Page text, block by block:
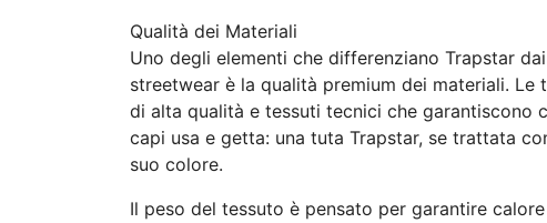
Qualità dei Materiali
Uno degli elementi che differenziano Trapstar
streetwear è la qualità premium dei materiali.
di alta qualità e tessuti tecnici che
capi usa e getta: una tuta Trapstar, se trattata
suo colore.
Il peso del tessuto è pensato per garantire